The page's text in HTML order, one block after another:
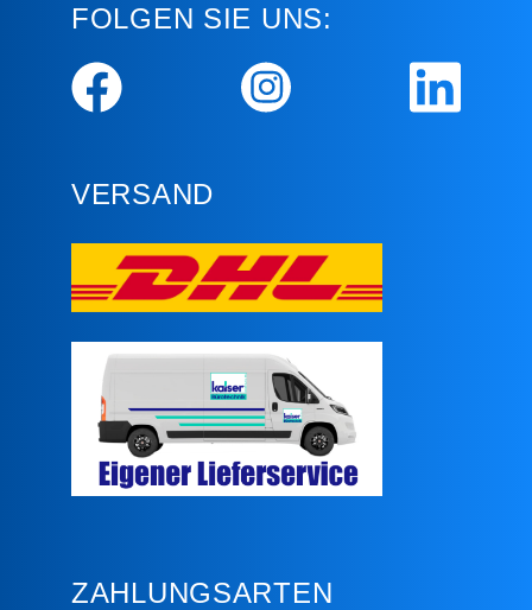
FOLGEN SIE UNS:
VERSAND
ZAHLUNGSARTEN